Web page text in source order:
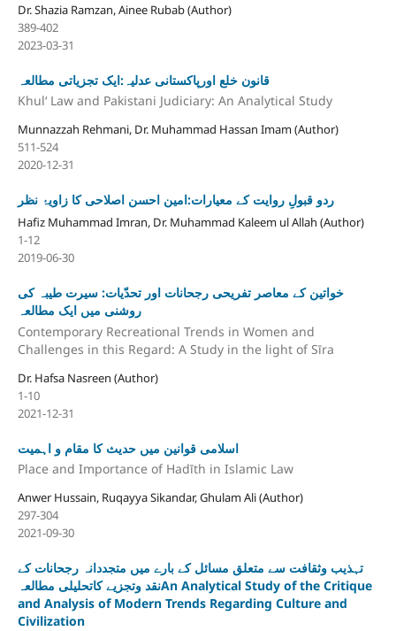
Dr. Shazia Ramzan, Ainee Rubab (Author)
389-402
2023-03-31
قانون خلع اورپاکستانی عدلیہ:ایک تجزیاتی مطالعہ
Khulʻ Law and Pakistani Judiciary: An Analytical Study
Munnazzah Rehmani, Dr. Muhammad Hassan Imam (Author)
511-524
2020-12-31
ردو قبولِ روایت کے معیارات:امین احسن اصلاحی کا زاویۂ نظر
Hafiz Muhammad Imran, Dr. Muhammad Kaleem ul Allah (Author)
1-12
2019-06-30
خواتین کے معاصر تفریحی رجحانات اور تحدّیات: سیرت طیبہ کی
روشنی میں ایک مطالعہ
Contemporary Recreational Trends in Women and
Challenges in this Regard: A Study in the light of Sīra
Dr. Hafsa Nasreen (Author)
1-10
2021-12-31
اسلامی قوانین میں حدیث کا مقام و اہمیت
Place and Importance of Hadīth in Islamic Law
Anwer Hussain, Ruqayya Sikandar, Ghulam Ali (Author)
297-304
2021-09-30
تہذیب وثقافت سے متعلق مسائل کے بارے میں متجددانہ رجحانات کے
نقد وتجزیے کاتحلیلی مطالعہAn Analytical Study of the Critique
and Analysis of Modern Trends Regarding Culture and
Civilization